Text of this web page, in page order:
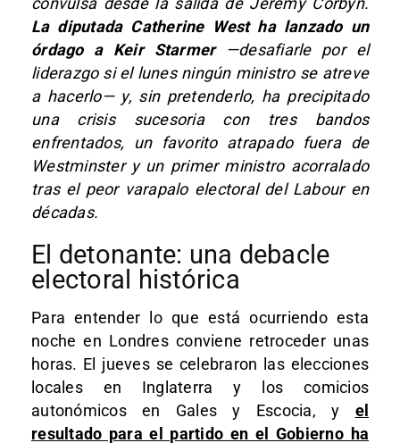
La diputada Catherine West ha lanzado un
órdago a Keir Starmer—desafiarle por el
liderazgo si el lunes ningún ministro se atreve
a hacerlo— y, sin pretenderlo, ha precipitado
una crisis sucesoria con tres bandos
enfrentados, un favorito atrapado fuera de
Westminster y un primer ministro acorralado
tras el peor varapalo electoral del Labour en
décadas.
El detonante: una debacle
electoral histórica
Para entender lo que está ocurriendo esta
noche en Londres conviene retroceder unas
horas. El jueves se celebraron las elecciones
locales en Inglaterra y los comicios
autonómicos en Gales y Escocia, y el
resultado para el partido en el Gobierno ha